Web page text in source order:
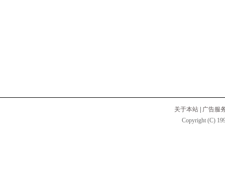
关于本站
广告服
Copyright (C)